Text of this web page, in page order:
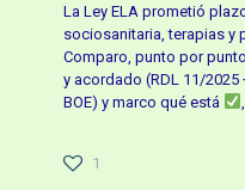
La Ley ELA prometió
sociosanitaria, terapias y
Comparo, punto por
y acordado (RDL 11/
BOE) y marco qué está
1